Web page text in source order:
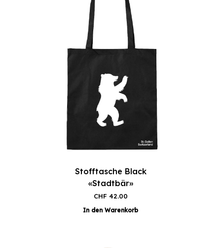
Stofftasche Black
«Stadtbär»
CHF 42.00
In den Warenkorb